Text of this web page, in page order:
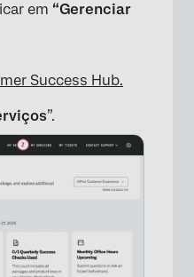
×
em “Gerenciar
Success Hub.
”.